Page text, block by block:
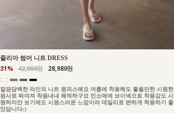
줄리아 썸머 니트 DRESS
31% 42,000원 28,980원
깔끔담백한 라인의 니트 원피스예요 여름에 착용해도 좋을만한 시원한
원사로 짜여져 착용내내 쾌적하구요 민소매에 브이넥으로 착용감도 시
원하지만 보기에도 시원스러운 느낌이라 데일리로 편하게 착용하기 좋
았답니다:)